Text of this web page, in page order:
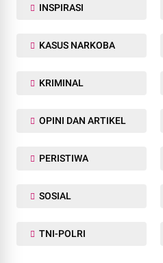
INSPIRASI
KASUS NARKOBA
KRIMINAL
OPINI DAN ARTIKEL
PERISTIWA
SOSIAL
TNI-POLRI